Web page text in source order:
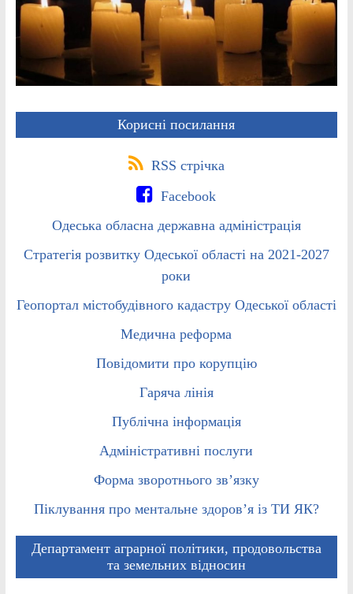
Корисні посилання
RSS стрічка
Facebook
Одеська обласна державна адміністрація
Стратегія розвитку Одеської області на 2021-2027
роки
Геопортал містобудівного кадастру Одеської області
Медична реформа
Повідомити про корупцію
Гаряча лінія
Публічна інформація
Адміністративні послуги
Форма зворотнього зв’язку
Піклування про ментальне здоров’я із ТИ ЯК?
Департамент аграрної політики, продовольства
та земельних відносин